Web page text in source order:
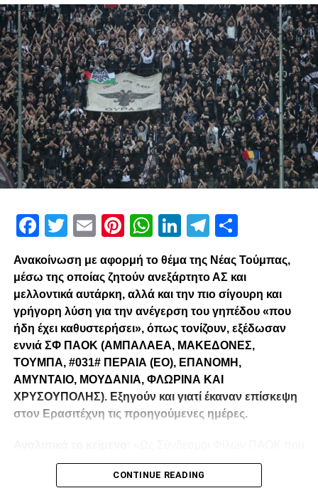
Facebook
Twitter
EmailPinterest
WhatsApp
LinkedIn
Telegram
Ανακοίνωση με αφορμή το θέμα της Νέας Τούμπας,
μέσω της οποίας ζητούν ανεξάρτητο ΑΣ και
μελλοντικά αυτάρκη, αλλά και την πιο σίγουρη και
γρήγορη λύση για την ανέγερση του γηπέδου «που
ήδη έχει καθυστερήσει», όπως τονίζουν, εξέδωσαν
εννιά ΣΦ ΠΑΟΚ (ΑΜΠΑΛΑΕΑ, ΜΑΚΕΔΟΝΕΣ,
ΤΟΥΜΠΑ, #031# ΠΕΡΑΙΑ (ΕΟ), ΕΠΑΝΟΜΗ,
ΑΜΥΝΤΑΙΟ, ΜΟΥΔΑΝΙΑ, ΦΛΩΡΙΝΑ ΚΑΙ
ΧΡΥΣΟΥΠΟΛΗΣ). Εξηγούν και γιατί έκαναν επίσκεψη
στον Ερασιτέχνη τις προηγούμενες ημέρες.
λειτουργούμε καθημερινά με γνώμωνα το καλό του
Δικεφάλου και μόνο, αισθανόμαστε την ανάγκη να
CONTINUE READING